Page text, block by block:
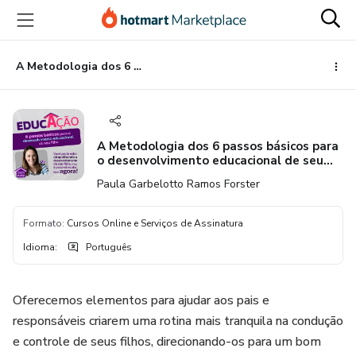
para
conteúdo
principal
para
pagamento
para
rodapé
A Metodologia dos 6 passos básicos para o desenvolvimento educacional de seu filho
A Metodologia dos 6 passos básicos para
o desenvolvimento educacional de seu
Paula Garbelotto Ramos Forster
Formato: Cursos Online e Serviços de Assinatura
Idioma: Português
Oferecemos elementos para ajudar aos pais e
responsáveis criarem uma rotina mais tranquila na condução
e controle de seus filhos, direcionando-os para um bom